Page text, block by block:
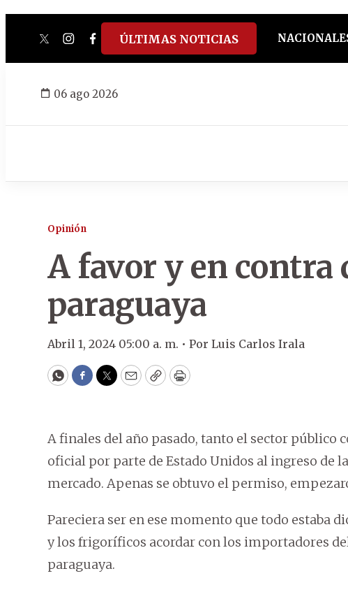
twitterinstagram
facebook
tiktokyoutube
spotify
ÚLTIMAS NOTICIAS
06 ago 2026
Opinión
A favor y en contra
paraguaya
Abril 1, 2024 05:00 a. m. • Por Luis Carlos Irala
WhatsApp
Facebook
Twitter
EmailCopyPrint
A finales del año pasado, tanto el sector
oficial por parte de Estado Unidos al ingreso de
mercado. Apenas se obtuvo el permiso,
Pareciera ser en ese momento que todo estaba
y los frigoríficos acordar con los importadores
paraguaya.